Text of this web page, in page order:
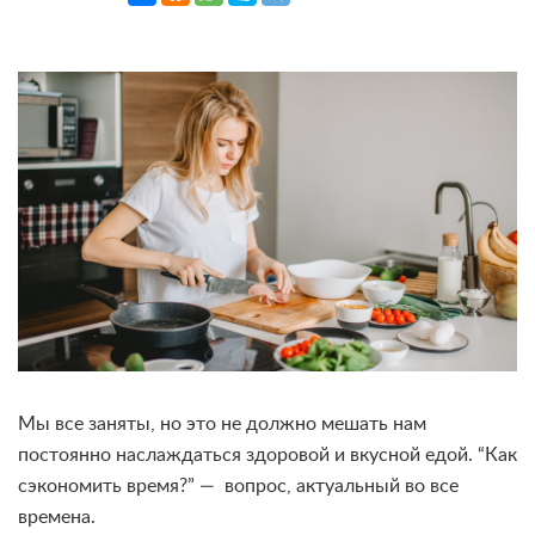
Мы все заняты, но это не должно мешать нам
постоянно наслаждаться здоровой и вкусной едой. “Как
сэкономить время?” — вопрос, актуальный во все
времена.